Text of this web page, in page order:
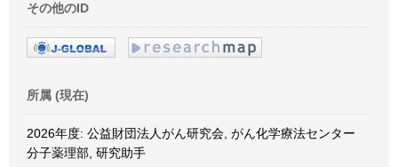
その他のID
所属 (現在)
2026年度: 公益財団法人がん研究会, がん化学療法センター
分子薬理部, 研究助手